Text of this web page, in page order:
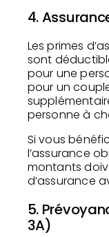
4.
Les primes
sont
pour une
pour un
personne à
Si vous
l’assurance
montants
d’assurance
5.
3A)